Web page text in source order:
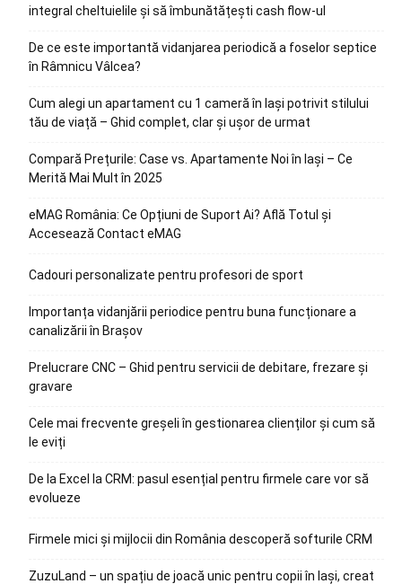
integral cheltuielile și să îmbunătățești cash flow-ul
De ce este importantă vidanjarea periodică a foselor septice
în Râmnicu Vâlcea?
Cum alegi un apartament cu 1 cameră în Iași potrivit stilului
tău de viață – Ghid complet, clar și ușor de urmat
Compară Prețurile: Case vs. Apartamente Noi în Iași – Ce
Merită Mai Mult în 2025
eMAG România: Ce Opțiuni de Suport Ai? Află Totul și
Accesează Contact eMAG
Cadouri personalizate pentru profesori de sport
Importanța vidanjării periodice pentru buna funcționare a
canalizării în Brașov
Prelucrare CNC – Ghid pentru servicii de debitare, frezare și
gravare
Cele mai frecvente greșeli în gestionarea clienților și cum să
le eviți
De la Excel la CRM: pasul esențial pentru firmele care vor să
evolueze
Firmele mici și mijlocii din România descoperă softurile CRM
ZuzuLand – un spațiu de joacă unic pentru copii în Iași, creat